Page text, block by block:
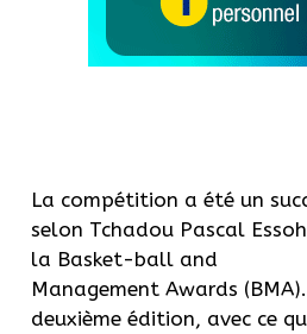
La compétition a été un
selon Tchadou Pascal
la Basket-ball and
Management Awards
deuxième édition, avec ce